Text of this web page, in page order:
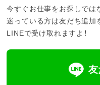
今すぐお仕事をお探しでは
迷っている方は友だち追加
LINEで受け取れますよ！